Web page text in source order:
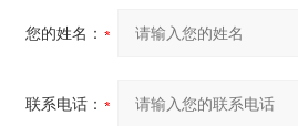
您的姓名：
联系电话：